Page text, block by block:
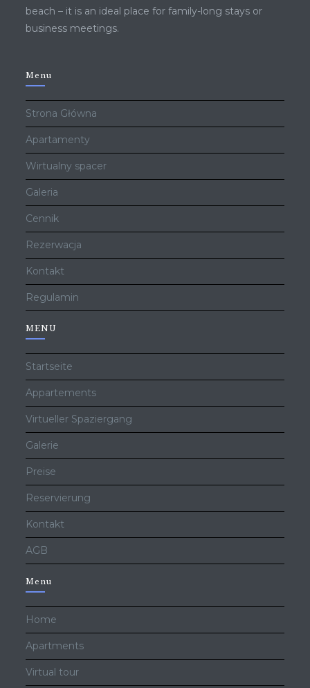
beach – it is an ideal place for family-long stays or
business meetings.
Menu
Strona Główna
Apartamenty
Wirtualny spacer
Galeria
Cennik
Rezerwacja
Kontakt
Regulamin
MENU
Startseite
Appartements
Virtueller Spaziergang
Galerie
Preise
Reservierung
Kontakt
AGB
Menu
Home
Apartments
Virtual tour